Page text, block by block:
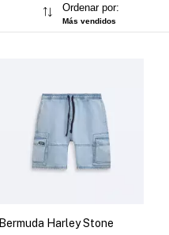
Ordenar por:
Más vendidos
Bermuda Harley Stone